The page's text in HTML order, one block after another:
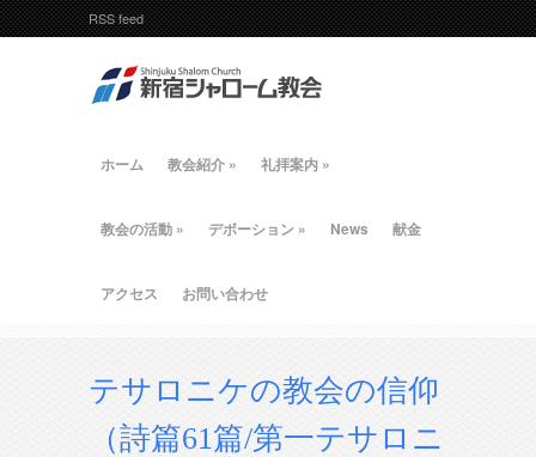
RSS feed
ホーム 教会紹介 » 礼拝案内 »
教会の活動 » デボーション » News 献金
アクセス お問い合わせ
テサロニケの教会の信仰
（詩篇61篇/第一テサロニ